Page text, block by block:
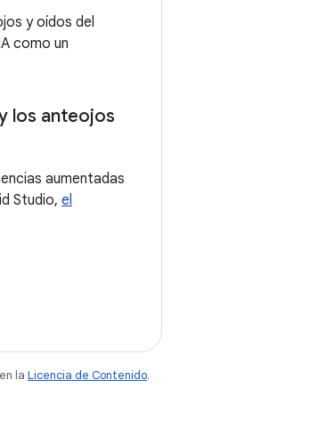
y oídos del
como un
los anteojos
aumentadas
Studio, el
la Licencia de Contenido.